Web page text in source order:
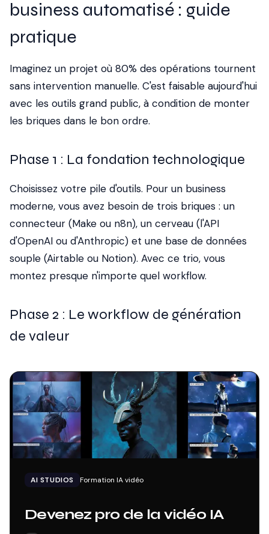
business automatisé : guide
pratique
Imaginez un projet où 80% des opérations tournent
sans intervention manuelle. C'est faisable aujourd'hui
avec les outils grand public, à condition de monter
les briques dans le bon ordre.
Phase 1 : La fondation technologique
Choisissez votre pile d'outils. Pour un business
moderne, vous avez besoin de trois briques : un
connecteur (Make ou n8n), un cerveau (l'API
d'OpenAI ou d'Anthropic) et une base de données
souple (Airtable ou Notion). Avec ce trio, vous
montez presque n'importe quel workflow.
Phase 2 : Le workflow de génération
de valeur
AI STUDIOS Formation IA vidéo
Devenez pro de la vidéo IA